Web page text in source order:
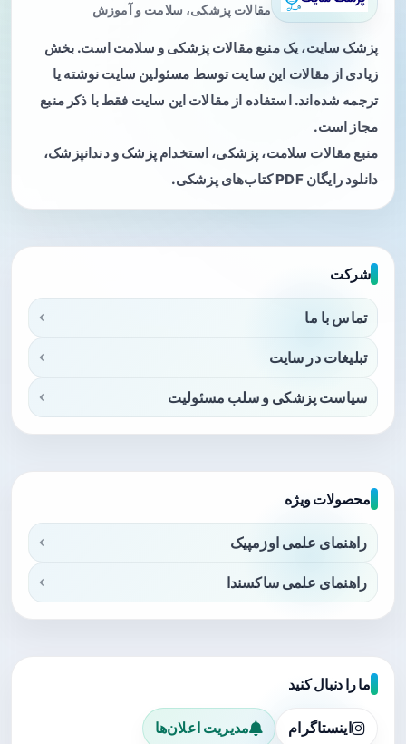
مقالات پزشکی، سلامت و آموزش
پزشک سایت، یک منبع مقالات پزشکی و سلامت است. بخش
زیادی از مقالات این سایت توسط مسئولین سایت نوشته یا
ترجمه شده‌اند. استفاده از مقالات این سایت فقط با ذکر منبع
مجاز است.
منبع مقالات سلامت، پزشکی، استخدام پزشک و دندانپزشک،
دانلود رایگان PDF کتاب‌های پزشکی.
شرکت
تماس با ما
تبلیغات در سایت
سیاست پزشکی و سلب مسئولیت
محصولات ویژه
راهنمای علمی اوزمپیک
راهنمای علمی ساکسندا
ما را دنبال کنید
اینستاگرام مدیریت اعلان‌ها